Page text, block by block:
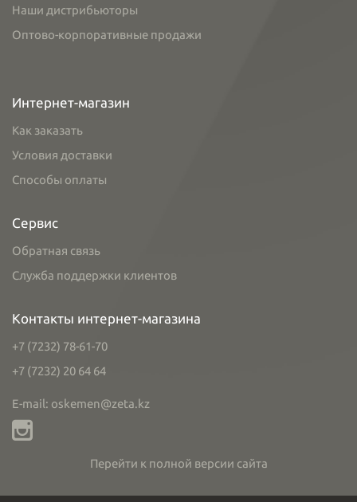
Наши дистрибьюторы
Оптово-корпоративные продажи
Интернет-магазин
Как заказать
Условия доставки
Способы оплаты
Сервис
Обратная связь
Служба поддержки клиентов
Контакты интернет-магазина
+7 (7232) 78-61-70
+7 (7232) 20 64 64
E-mail: oskemen@zeta.kz
Перейти к полной версии сайта